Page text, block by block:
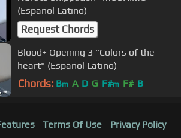
(Español Latino)
Request Chords
Blood+ Opening 3 "Colors of the
heart" (Español Latino)
Chords: Bm A D G F#m F# B
Terms Of Use
Privacy Policy